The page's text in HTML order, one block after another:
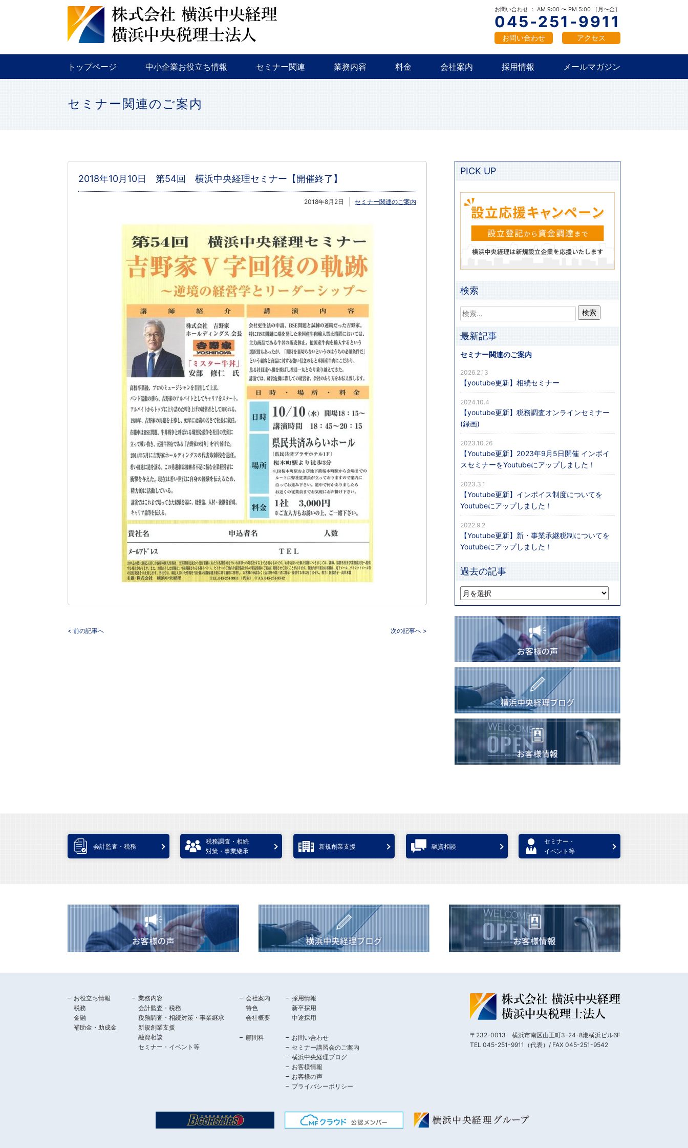
お問い合わせ ： AM 9:00 〜 PM 5:00 ［月〜金］
045-251-9911
お問い合わせ アクセス
トップページ 中小企業お役立ち情報 セミナー関連 業務内容 料金 会社案内 採用情報 メールマガジン
セミナー関連のご案内
2018年10月10日 第54回 横浜中央経理セミナー【開催終了】
2018年8月2日 セミナー関連のご案内
< 前の記事へ 次の記事へ >
PICK UP
検索
最新記事
セミナー関連のご案内
【youtube更新】相続セミナー
2026.2.13
【youtube更新】税務調査オンラインセミナー
(録画)
2024.10.4
【Youtube更新】2023年9月5日開催 インボイ
スセミナーをYoutubeにアップしました！
2023.10.26
【Youtube更新】インボイス制度についてを
Youtubeにアップしました！
2023.3.1
【Youtube更新】新・事業承継税制についてを
Youtubeにアップしました！
2022.9.2
過去の記事
会計監査・税務
税務調査・相続
対策・事業継承
新規創業支援 融資相談
セミナー・
イベント等
お役立ち情報
税務
金融
補助金・助成金
業務内容
会計監査・税務
税務調査・相続対策・事業継承
新規創業支援
融資相談
セミナー・イベント等
会社案内
特色
会社概要
顧問料
採用情報
新卒採用
中途採用
お問い合わせ
セミナー講習会のご案内
横浜中央経理ブログ
お客様情報
お客様の声
プライバシーポリシー
〒232-0013 横浜市南区山王町3-24-8港横浜ビル6F
TEL 045-251-9911（代表）/ FAX 045-251-9542
税務
金融
補助金・助成金 新卒採用
中途採用